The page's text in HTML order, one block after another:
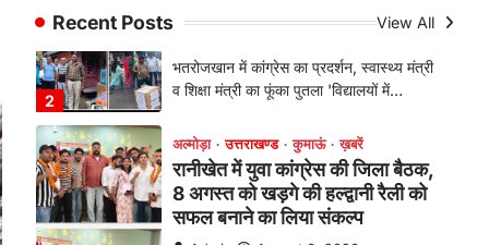
Recent Posts View All
3
संगठन विस्तार के तहत कई नई नियुक्तियां, बूथ
अल्मोड़ा उत्तराखण्ड कुमाऊं ख़बरें
लोगों ने लिया लाभ, 191 में से 182
शिकायतों का मौके पर हुआ निस्तारण
Admin August 5, 2026